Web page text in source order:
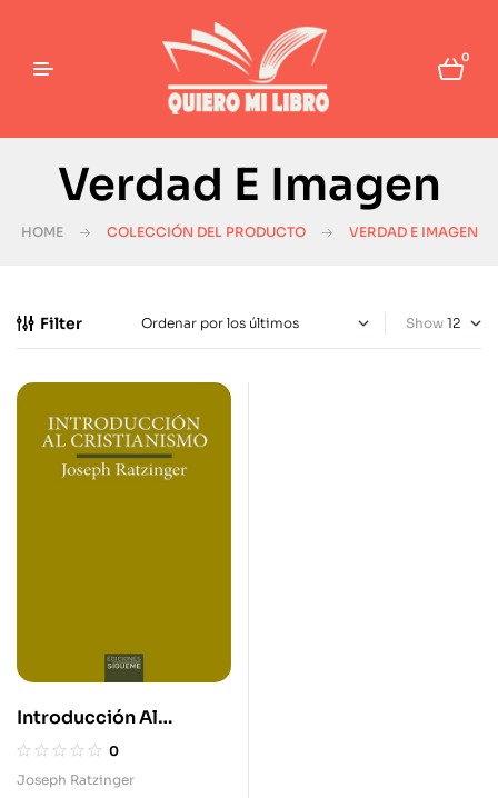
0
Verdad E Imagen
HOME COLECCIÓN DEL PRODUCTO VERDAD E IMAGEN
Filter Show
Introducción Al
Cristianismo
0
Joseph Ratzinger